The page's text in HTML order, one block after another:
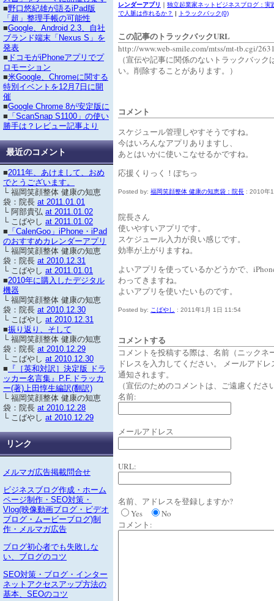
レンダーアプリ ｜ 独立起業家ネットビジネスブログ：実
で人脈は作れるか？ | トラックバック(0)
この記事のトラックバックURL
http://www.web-smile.com/mtss/mt-tb.cgi/
（宣伝や記事に関係のないトラックバック
い。削除することがあります。）
コメント
スケジュール管理しやすそうですね。
今はいろんなアプリありますし、
あとはいかに使いこなせるかですね。
応援くりっく！ぽちっ
Posted by: 福岡笑顔整体 健康の知恵袋：院長 : 2010年
院長さん
使いやすいアプリです。
スケジュール入力が良い感じです。
効率が上がりますね。
よいアプリを使っているかどうかで、
わってきますね。
よいアプリを使いたいものです。
Posted by: こばやし : 2011年1月 1日 11:54
コメントする
コメントを投稿する際は、名前（ニックネ
ドレスを入力してください。 メールアド
通知されます。
（宣伝のためのコメントは、ご遠慮くださ
名前:
メールアドレス
URL:
名前、アドレスを登録しますか?
Yes
No
コメント:
■野口悠紀雄が語るiPad版
「超」整理手帳の可能性
■Google、Android 2.3、自社
ブランド端末「Nexus S」を
発表
■ ドコモがiPhoneアプリでプ
ロモーション
■米Google、Chromeに関する
特別イベントを12月7日に開
催
■Google Chrome 8が安定版に
■ 「ScanSnap S1100」の使い
勝手は？レビュー記事より
最近のコメント
■2011年、あけまして、おめ
でとうございます。
└ 福岡笑顔整体 健康の知恵
袋：院長 at 2011.01.01
└ 阿部貴弘 at 2011.01.02
└ こばやし at 2011.01.02
■ 「CalenGoo」iPhone・iPad
のおすすめカレンダーアプリ
└ 福岡笑顔整体 健康の知恵
袋：院長 at 2010.12.31
└ こばやし at 2011.01.01
■2010年に購入したデジタル
機器
└ 福岡笑顔整体 健康の知恵
袋：院長 at 2010.12.30
└ こばやし at 2010.12.31
■振り返り、そして
└ 福岡笑顔整体 健康の知恵
袋：院長 at 2010.12.29
└ こばやし at 2010.12.30
■ 『［英和対訳］決定版 ドラ
ッカー名言集』P.F.ドラッカ
ー(著)上田惇生編訳(翻訳)
└ 福岡笑顔整体 健康の知恵
袋：院長 at 2010.12.28
└ こばやし at 2010.12.29
リンク
メルマガ広告掲載問合せ
ビジネスブログ作成・ホーム
ページ制作・SEO対策・
Vlog(映像動画ブログ・ビデオ
ブログ・ムービーブログ)制
作・メルマガ広告
ブログ初心者でも失敗しな
い、ブログのコツ
SEO対策・ブログ・インター
ネットアクセスアップ方法の
基本、SEOのコツ